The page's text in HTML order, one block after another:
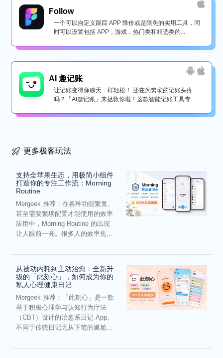
Follow
一个可以自定义跟踪 APP 降价或是限免的实用工具，同
时可以设置包括 APP，游戏，热门类和精选类的...
AI 趣记账
让记账变得像聊天一样轻松！ 还在为繁琐的记账头疼
吗？「AI趣记账」来拯救你啦！这款智能记账工具专为
更多极客玩法
支持全苹果生态，用极简小组件
打造你的专注工作流：Morning
Routine
Mergeek 推荐：在各种功能繁复、
甚至需要繁琐配置才能使用的效率
应用中，Morning Routine 的出现
让人眼前一亮。很多人的效率焦
从被动内耗到主动治愈：全新升
级的「此刻心」，如何成为你的
私人心理健康日记
Mergeek 推荐：「此刻心」是一款
基于积极心理学与认知行为疗法
（CBT）设计的治愈系日记 App。
不同于传统日记无从下笔的尴尬，